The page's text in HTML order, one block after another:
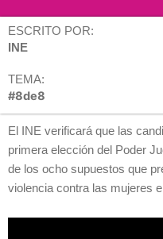
ESCRITO POR:
INE
TEMA:
#8de8
El INE verificará que las
primera elección del Poder
de los ocho supuestos que
violencia contra las mujeres